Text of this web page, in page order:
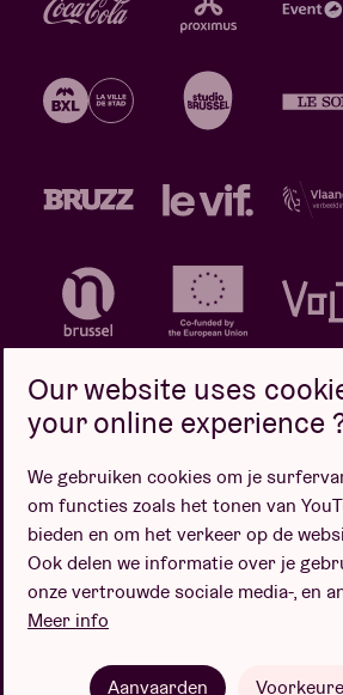
Privacybeleid Cookiebeleid
Design door
Our website uses
your online experience
We gebruiken cookies om je
om functies zoals het tonen van
bieden en om het verkeer op de
Ook delen we informatie over je
onze vertrouwde sociale media-, en
Meer info
Aanvaarden